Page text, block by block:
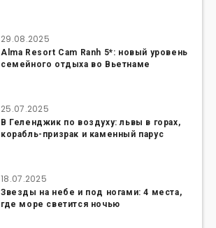
29.08.2025
Alma Resort Cam Ranh 5*: новый уровень
семейного отдыха во Вьетнаме
25.07.2025
В Геленджик по воздуху: львы в горах,
корабль-призрак и каменный парус
18.07.2025
Звезды на небе и под ногами: 4 места,
где море светится ночью